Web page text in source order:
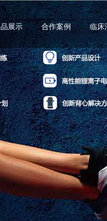
展示 合作案例 临床